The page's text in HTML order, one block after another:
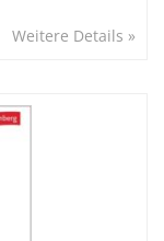
Weitere Details »